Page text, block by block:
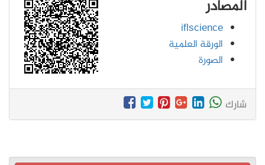
المصادر
iflscience
الورقة العلمية
الصورة
شارك